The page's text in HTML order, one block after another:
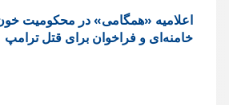
اعلامیه «همگامی» در محکومیت
خامنه‌ای و فراخوان برای قتل ترامپ